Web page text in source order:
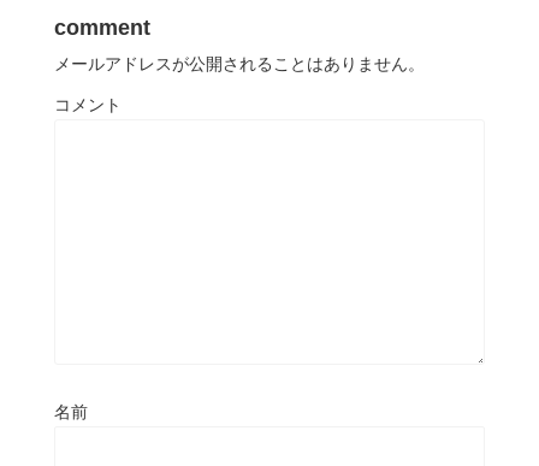
comment
メールアドレスが公開されることはありません。
コメント
名前